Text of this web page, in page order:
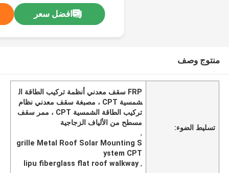
افضل سعر
منتوج وصف
تسليط الضوء:
FRP سقف معدني أنظمة تركيب الطاقة ال
شمسية CPT ، مصبغة سقف معدني نظام
تركيب الطاقة الشمسية CPT ، ممر سقف
مسطح من الألياف الزجاجية
,
grille Metal Roof Solar Mounting S
ystem CPT
,
lipu fiberglass flat roof walkway